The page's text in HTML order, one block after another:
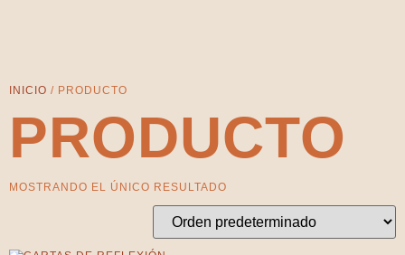
INICIO / PRODUCTO
PRODUCTO
MOSTRANDO EL ÚNICO RESULTADO